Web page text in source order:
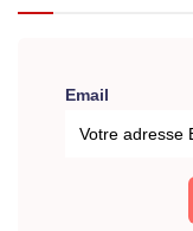
Email